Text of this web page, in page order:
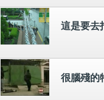
這是要去
很腦殘的